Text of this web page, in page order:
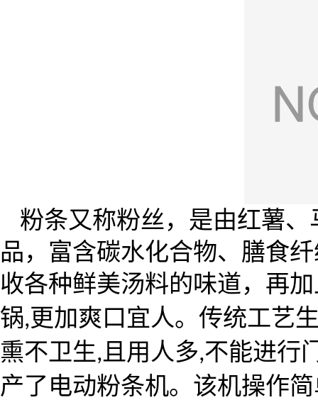
粉条又称粉丝，是由红薯
品，富含碳水化合物、膳食
收各种鲜美汤料的味道，再
锅,更加爽口宜人。传统工艺
熏不卫生, 且用人多,不能进行
产了电动粉条机。该机操作